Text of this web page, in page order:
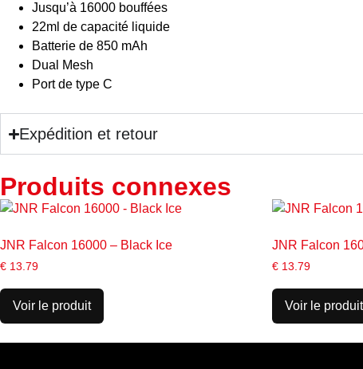
Jusqu’à 16000 bouffées
22ml de capacité liquide
Batterie de 850 mAh
Dual Mesh
Port de type C
Expédition et retour
Produits connexes
JNR Falcon 16000 – Black Ice
€ 13.79
Voir le produit
JNR Falcon
€ 13.79
Voir le produit